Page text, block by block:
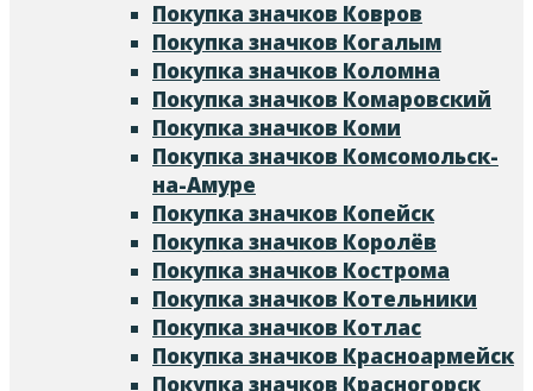
Покупка значков Ковров
Покупка значков Когалым
Покупка значков Коломна
Покупка значков Комаровский
Покупка значков Коми
Покупка значков Комсомольск-
на-Амуре
Покупка значков Копейск
Покупка значков Королёв
Покупка значков Кострома
Покупка значков Котельники
Покупка значков Котлас
Покупка значков Красноармейск
Покупка значков Красногорск